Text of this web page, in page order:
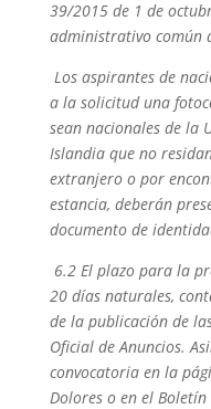
39/2015 de 1 de
administrativo común
Los aspirantes de
a la solicitud una
sean nacionales de la
Islandia que no
extranjero o por
estancia, deberán
documento de
6.2 El plazo para la
20 días naturales,
de la publicación de
Oficial de Anuncios.
convocatoria en la
Dolores o en el